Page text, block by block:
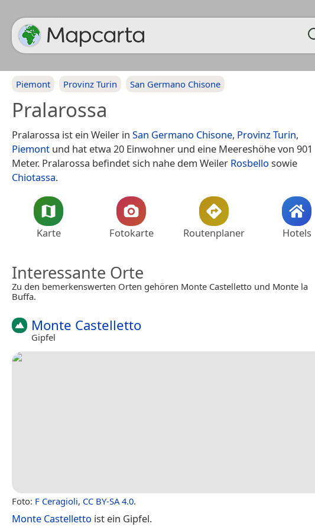
Piemont Provinz Turin San Germano Chisone
Pralarossa
Pralarossa ist ein Weiler in San Germano Chisone, Provinz Turin,
Piemont und hat etwa 20 Einwohner und eine Meereshöhe von 901
Meter. Pralarossa befindet sich nahe dem Weiler Rosbello sowie
Chiotassa.
Karte Fotokarte Routenplaner Hotels
Interessante Orte
Zu den bemerkenswerten Orten gehören Monte Castelletto und Monte la
Buffa.
Monte Castelletto
Gipfel
Foto: F Ceragioli, CC BY-SA 4.0.
Monte Castelletto ist ein Gipfel.